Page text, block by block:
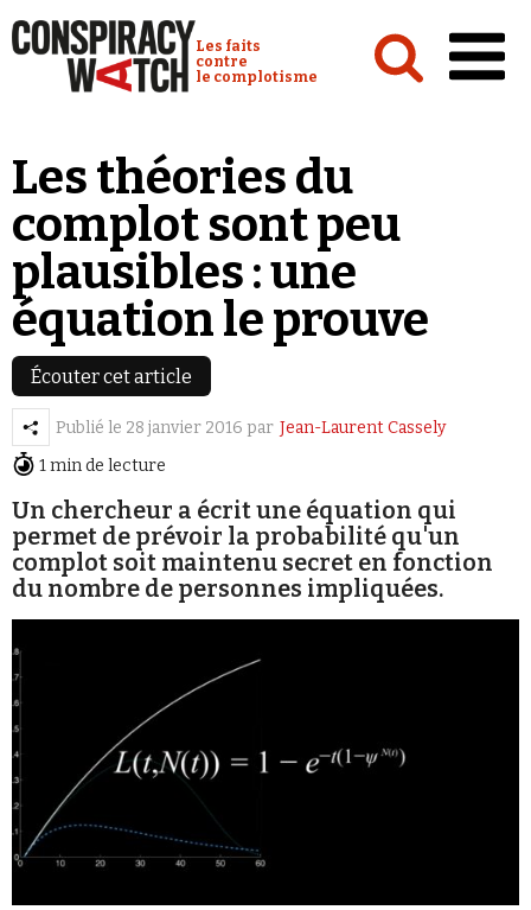
Conspiracy Watch :
Les faits
contre
le complotisme
Analyses
Conspipédia
Vidéos
Émissions
Revues de presse
Newsletter
Faire un don
Les théories du
complot sont peu
plausibles : une
équation le prouve
Écouter cet article
Publié le 28 janvier 2016 par Jean-Laurent Cassely
1 min de lecture
Un chercheur a écrit une équation qui
permet de prévoir la probabilité qu'un
complot soit maintenu secret en fonction
du nombre de personnes impliquées.